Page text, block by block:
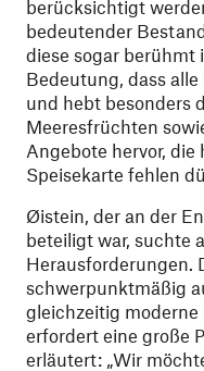
berücksichtigt
bedeutender
diese sogar berühmt
Bedeutung, dass
und hebt besonders
Meeresfrüchten
Angebote hervor,
Speisekarte fehlen
Øistein, der an der
beteiligt war, suchte
Herausforderungen.
schwerpunktmäßig
gleichzeitig
erfordert eine große
erläutert: „Wir